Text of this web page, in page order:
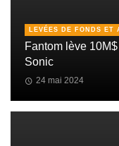
LEVÉES DE FONDS ET
Fantom lève
Sonic
24 mai 2024